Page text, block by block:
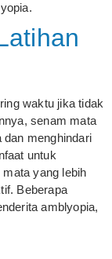
waktu jika tidak
senam mata
dan menghindari
untuk
yang lebih
Beberapa
amblyopia,